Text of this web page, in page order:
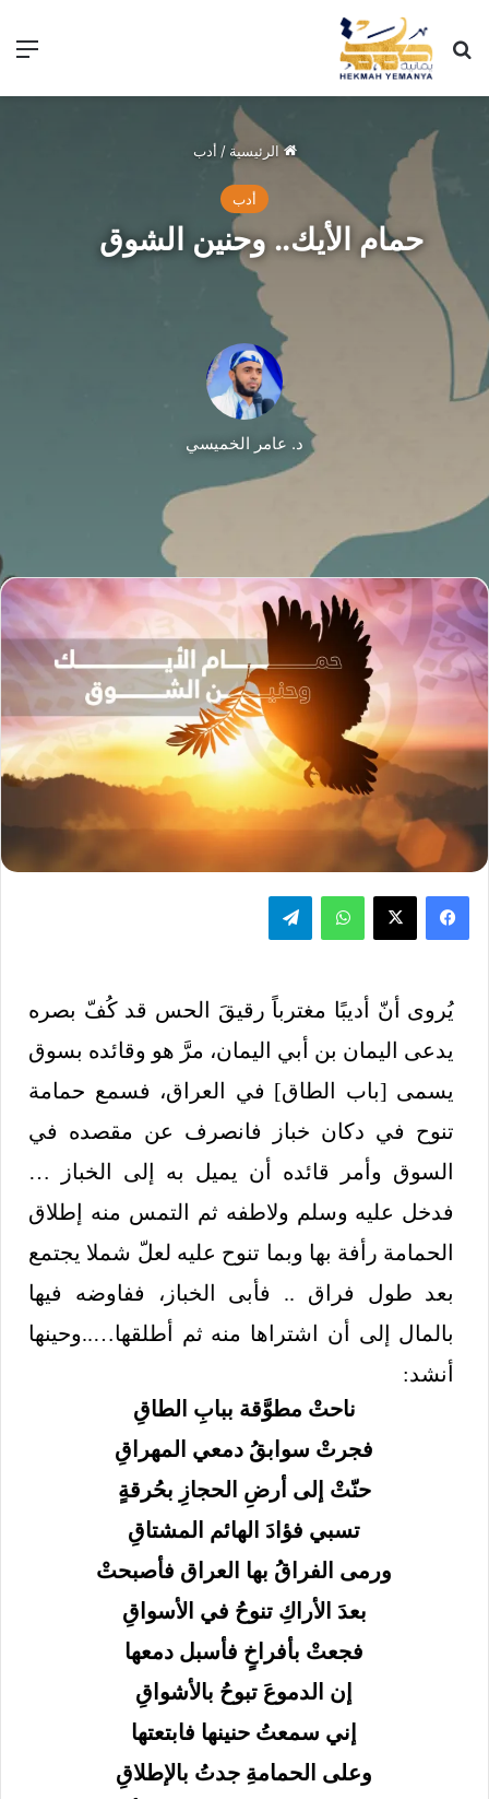
الرئيسية / أدب
أدب
حمام الأيك.. وحنين الشوق
د. عامر الخميسي
يُروى أنّ أديبًا مغترباً رقيقَ الحس قد كُفّ بصره
يدعى اليمان بن أبي اليمان، مرَّ هو وقائده بسوق
يسمى [باب الطاق] في العراق، فسمع حمامة
تنوح في دكان خباز فانصرف عن مقصده في
السوق وأمر قائده أن يميل به إلى الخباز …
فدخل عليه وسلم ولاطفه ثم التمس منه إطلاق
الحمامة رأفة بها وبما تنوح عليه لعلّ شملا يجتمع
بعد طول فراق .. فأبى الخباز، ففاوضه فيها
بالمال إلى أن اشتراها منه ثم أطلقها…..وحينها
أنشد:
ناحتْ مطوَّقة ببابِ الطاقِ
فجرتْ سوابقُ دمعي المهراقِ
حنّتْ إلى أرضِ الحجازِ بحُرقةٍ
تسبي فؤادَ الهائم المشتاقِ
ورمى الفراقُ بها العراق فأصبحتْ
بعدَ الأراكِ تنوحُ في الأسواقِ
فجعتْ بأفراخٍ فأسبل دمعها
إن الدموعَ تبوحُ بالأشواقِ
إني سمعتُ حنينها فابتعتها
وعلى الحمامةِ جدتُ بالإطلاقِ